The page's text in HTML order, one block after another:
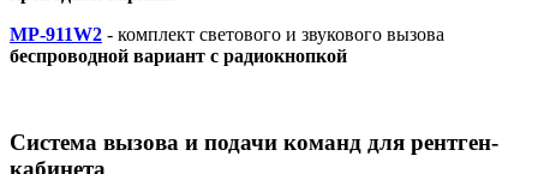
MP-911W2 - комплект светового и звукового вызова
беспроводной вариант с радиокнопкой
Система вызова и подачи команд для рентген-